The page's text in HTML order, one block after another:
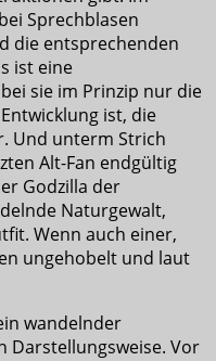
Sprechblasen
die entsprechenden
ist eine
sie im Prinzip nur die
ist, die
Und unterm Strich
Alt-Fan endgültig
Godzilla der
Naturgewalt,
Wenn auch einer,
ungehobelt und laut
wandelnder
Darstellungsweise. Vor